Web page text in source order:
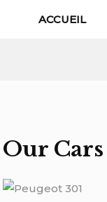
ACCUEIL
Our Cars